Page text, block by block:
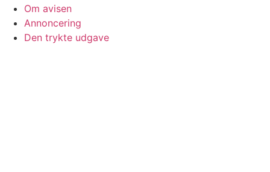
Om avisen
Annoncering
Den trykte udgave